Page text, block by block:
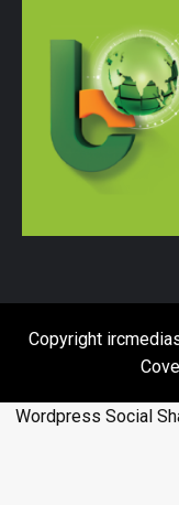
Copyright
Wordpress Social